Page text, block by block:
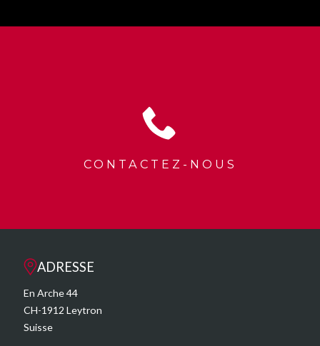
CONTACTEZ-NOUS
ADRESSE
En Arche 44
CH-1912 Leytron
Suisse